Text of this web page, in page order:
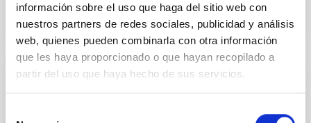
información sobre el uso que haga del sitio web con
nuestros partners de redes sociales, publicidad y análisis
web, quienes pueden combinarla con otra información
que les haya proporcionado o que hayan recopilado a
partir del uso que haya hecho de sus servicios.